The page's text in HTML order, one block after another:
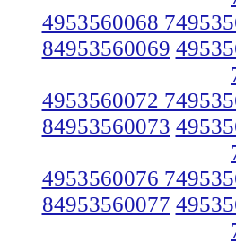
4953560068
84953560069
4953560072
84953560073
4953560076
84953560077